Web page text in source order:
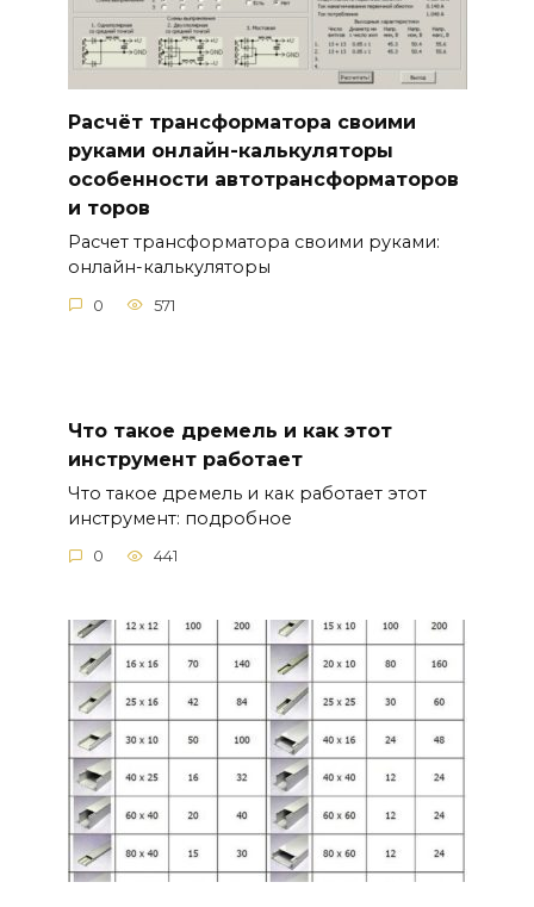
Расчёт трансформатора своими
руками онлайн-калькуляторы
особенности автотрансформаторов
и торов
Расчет трансформатора своими руками:
онлайн-калькуляторы
0 571
Что такое дремель и как этот
инструмент работает
Что такое дремель и как работает этот
инструмент: подробное
0 441